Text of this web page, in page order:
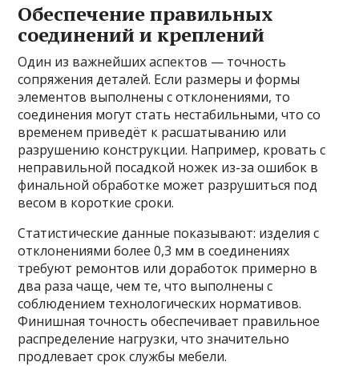
Обеспечение правильных
соединений и креплений
Один из важнейших аспектов — точность
сопряжения деталей. Если размеры и формы
элементов выполнены с отклонениями, то
соединения могут стать нестабильными, что со
временем приведёт к расшатыванию или
разрушению конструкции. Например, кровать с
неправильной посадкой ножек из-за ошибок в
финальной обработке может разрушиться под
весом в короткие сроки.
Статистические данные показывают: изделия с
отклонениями более 0,3 мм в соединениях
требуют ремонтов или доработок примерно в
два раза чаще, чем те, что выполнены с
соблюдением технологических нормативов.
Финишная точность обеспечивает правильное
распределение нагрузки, что значительно
продлевает срок службы мебели.